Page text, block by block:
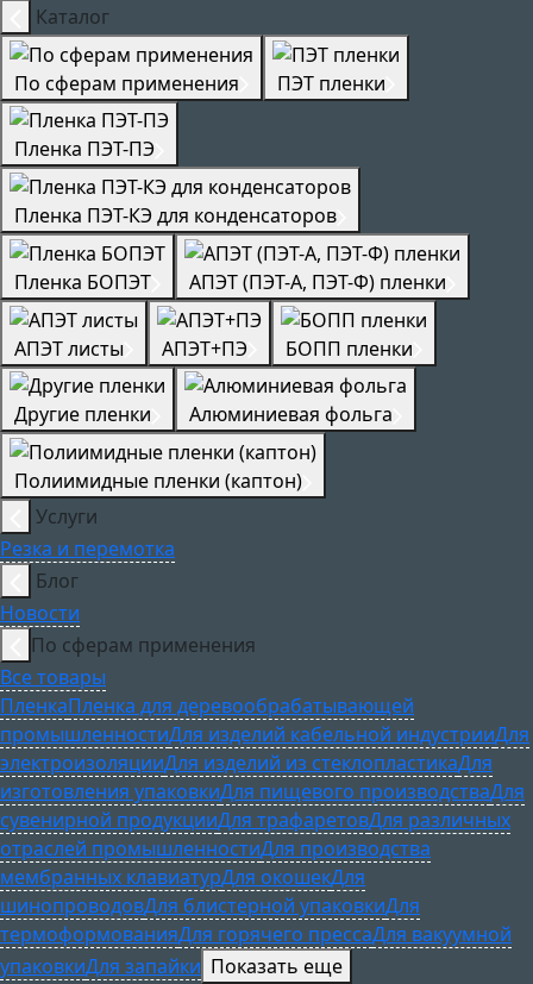
Каталог
По сферам применения ПЭТ пленки
Пленка ПЭТ-ПЭ
Пленка ПЭТ-КЭ для конденсаторов
Пленка БОПЭТ АПЭТ (ПЭТ-А, ПЭТ-Ф) пленки
АПЭТ листы АПЭТ+ПЭ БОПП пленки
Другие пленки Алюминиевая фольга
Полиимидные пленки (каптон)
Услуги
Резка и перемотка
Блог
Новости
По сферам применения
Все товары
ПленкаПленка для деревообрабатывающей
промышленностиДля изделий кабельной индустрииДля
электроизоляцииДля изделий из стеклопластикаДля
изготовления упаковкиДля пищевого производстваДля
сувенирной продукцииДля трафаретовДля различных
отраслей промышленностиДля производства
мембранных клавиатурДля окошекДля
шинопроводовДля блистерной упаковкиДля
термоформованияДля горячего прессаДля вакуумной
упаковкиДля запайки Показать еще